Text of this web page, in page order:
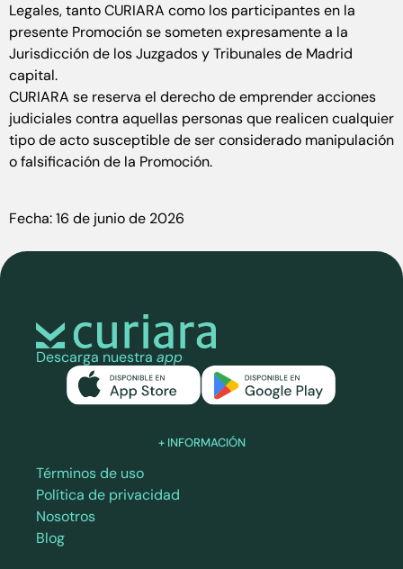
Legales, tanto CURIARA como los participantes en la
presente Promoción se someten expresamente a la
Jurisdicción de los Juzgados y Tribunales de Madrid
capital.
CURIARA se reserva el derecho de emprender acciones
judiciales contra aquellas personas que realicen cualquier
tipo de acto susceptible de ser considerado manipulación
o falsificación de la Promoción.
Fecha: 16 de junio de 2026
Descarga nuestra app
+ INFORMACIÓN
Términos de uso
Política de privacidad
Nosotros
Blog